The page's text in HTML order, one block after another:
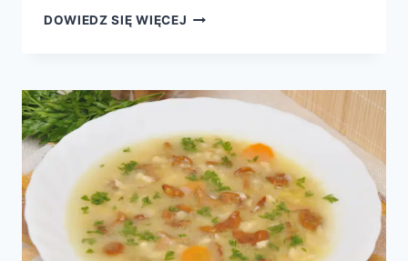
DOWIEDZ SIĘ WIĘCEJ ŻEBERKA